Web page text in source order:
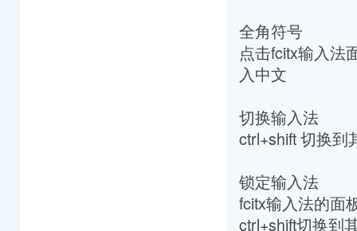
全角符号
点击fcitx输入法
入中文
切换输入法
ctrl+shift 切换到
锁定输入法
fcitx输入法的面
ctrl+shift切换到